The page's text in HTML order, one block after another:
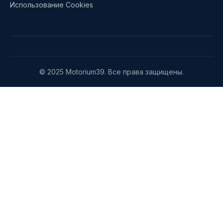
Использование Cookies
© 2025 Motorium39. Все права защищены.